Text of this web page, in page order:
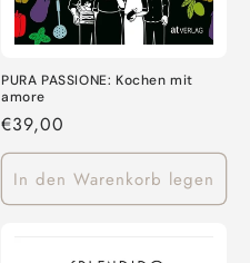
PURA PASSIONE: Kochen mit
amore
Normaler
Preis
€39,00
In den Warenkorb legen